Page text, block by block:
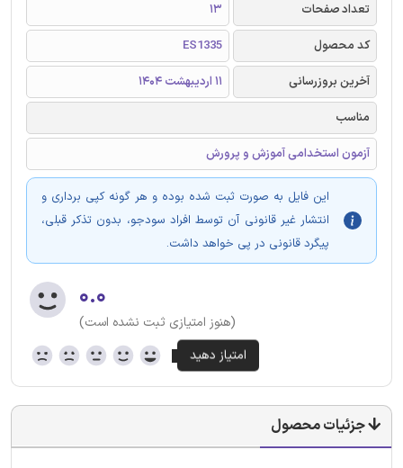
تعداد صفحات
13
کد محصول
ES1335
آخرین بروزرسانی
11 اردیبهشت 1404
مناسب
آزمون استخدامی آموزش و پرورش
این فایل به صورت ثبت شده بوده و هر گونه کپی برداری و
انتشار غیر قانونی آن توسط افراد سودجو، بدون تذکر قبلی،
پیگرد قانونی در پی خواهد داشت.
۰.۰
(هنوز امتیازی ثبت نشده است)
جزئیات محصول